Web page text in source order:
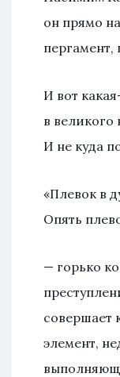
он прямо
И вот
в великого
И не куда
«Плевок в
Опять
— горько
совершает
элемент,